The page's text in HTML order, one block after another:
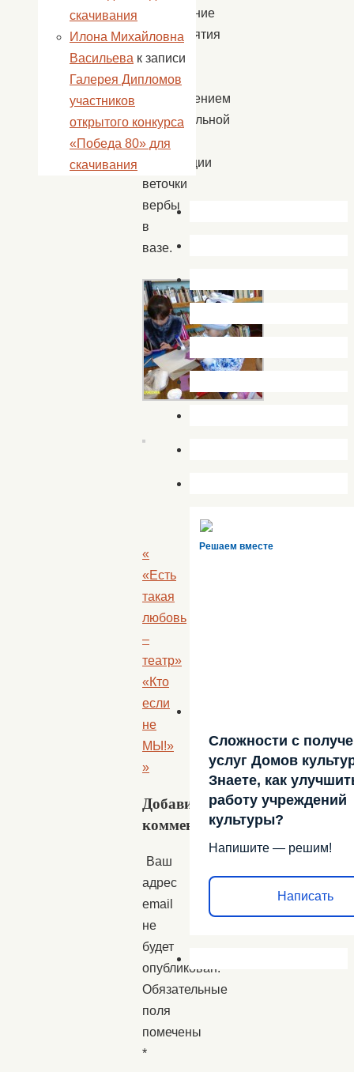
завершение
мероприятия
ребята
занялись
изготовлением
замечательной
поделки-
аппликации
веточки
вербы
в
вазе.
«
«Есть
такая
любовь
–
театр»
«Кто
если
не
МЫ!»
»
Добавить
комментарий
Ваш
адрес
email
не
будет
опубликован.
Обязательные
поля
помечены
*
скачивания
Илона Михайловна
Васильева к записи
Галерея Дипломов
участников
открытого конкурса
«Победа 80» для
скачивания
Решаем вместе
Сложности с
услуг Домов
Знаете, как
работу учреждений
культуры?
Напишите — решим!
Написать